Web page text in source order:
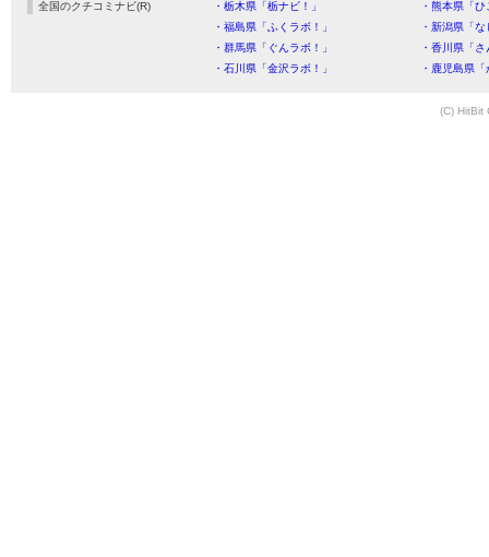
全国のクチコミナビ(R) ・栃木県「栃ナビ！」
・熊本県「
・福島県「ふくラボ！」
・新潟県「
・群馬県「ぐんラボ！」
・香川県「
・石川県「金沢ラボ！」
・鹿児島県
(C) HitBit